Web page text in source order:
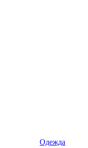
Одежда